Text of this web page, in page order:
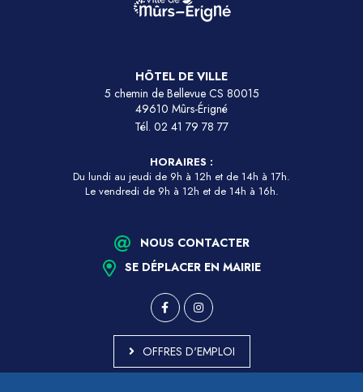
HÔTEL DE VILLE
5 chemin de Bellevue CS 80015
49610 Mûrs-Érigné
Tél. 02 41 79 78 77
HORAIRES :
Du lundi au jeudi de 9h à 12h et de 14h à 17h.
Le vendredi de 9h à 12h et de 14h à 16h.
NOUS CONTACTER
SE DÉPLACER EN MAIRIE
OFFRES D'EMPLOI